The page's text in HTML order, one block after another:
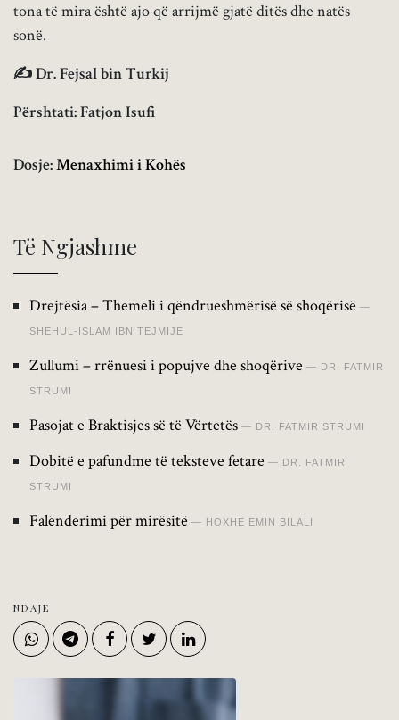
tona të mira është ajo që arrijmë gjatë ditës dhe natës
sonë.
✍ Dr. Fejsal bin Turkij
Përshtati: Fatjon Isufi
Dosje:Menaxhimi i Kohës
Të Ngjashme
Drejtësia – Themeli i qëndrueshmërisë së shoqërisë
SHEHUL-ISLAM IBN TEJMIJE
Zullumi – rrënuesi i popujve dhe shoqërive DR. FATMIR
STRUMI
Pasojat e Braktisjes së të Vërtetës DR. FATMIR STRUMI
Dobitë e pafundme të teksteve fetare DR. FATMIR
STRUMI
Falënderimi për mirësitë HOXHË EMIN BILALI
NDAJE